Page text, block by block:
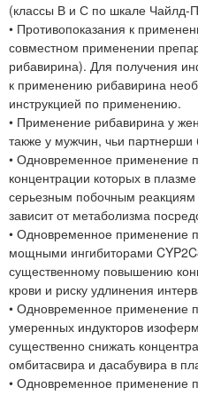
(классы В и С по шкале Чайлд-
• Противопоказания к
совместном применении
рибавирина). Для получения
к применению рибавирина
инструкцией по применению.
• Применение рибавирина у
также у мужчин, чьи
• Одновременное применение
концентрации которых в
серьезным побочным реакциям
зависит от метаболизма
• Одновременное применение
мощными ингибиторами
существенному повышению
крови и риску удлинения
• Одновременное применение
умеренных индукторов
существенно снижать
омбитасвира и дасабувира в
• Одновременное применение